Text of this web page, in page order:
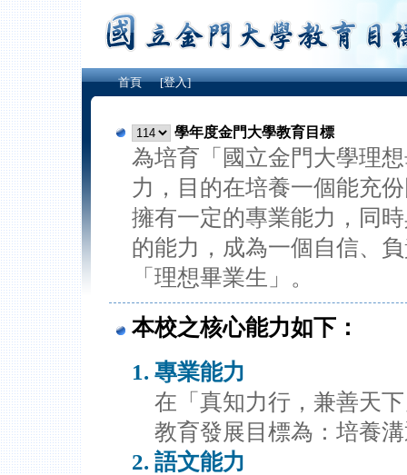
首頁 [登入]
學年度金門大學教育目標
為培育「國立金門大學理
力，目的在培養一個能充
擁有一定的專業能力，同
的能力，成為一個自信、
「理想畢業生」。
本校之核心能力如下：
專業能力
在「真知力行，兼善天
教育發展目標為：培養
語文能力